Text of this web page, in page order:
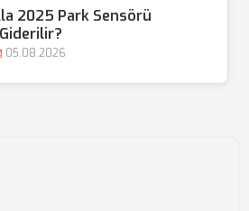
2025 Park Sensörü
Giderilir?
05.08.2026